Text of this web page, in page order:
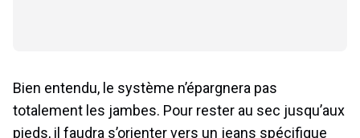
Bien entendu, le système n’épargnera pas
totalement les jambes. Pour rester au sec jusqu’aux
pieds, il faudra s’orienter vers un jeans spécifique